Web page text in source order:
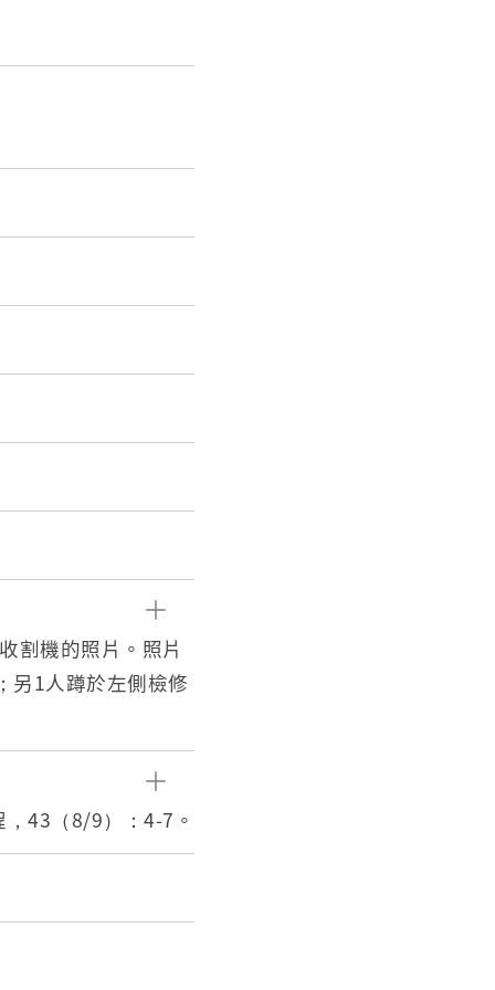
割機的照片。照片
另1人蹲於左側檢修
農機公司、井關農
景與政府推行農
43（8/9）：4-7。